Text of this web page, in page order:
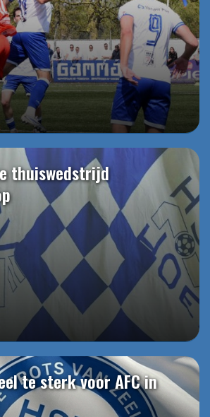
thuiswedstrijd
te sterk voor AFC in